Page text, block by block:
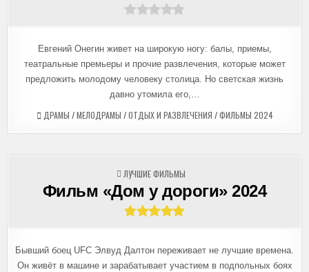
Евгений Онегин живет на широкую ногу: балы, приемы,
театральные премьеры и прочие развлечения, которые может
предложить молодому человеку столица. Но светская жизнь
давно утомила его,…
ДРАМЫ /МЕЛОДРАМЫ /ОТДЫХ И РАЗВЛЕЧЕНИЯ /ФИЛЬМЫ 2024
ОПУБЛИКОВАНО
В
ЛУЧШИЕ ФИЛЬМЫ
Фильм «Дом у дороги» 2024
Бывший боец UFC Элвуд Далтон переживает не лучшие времена.
Он живёт в машине и зарабатывает участием в подпольных боях